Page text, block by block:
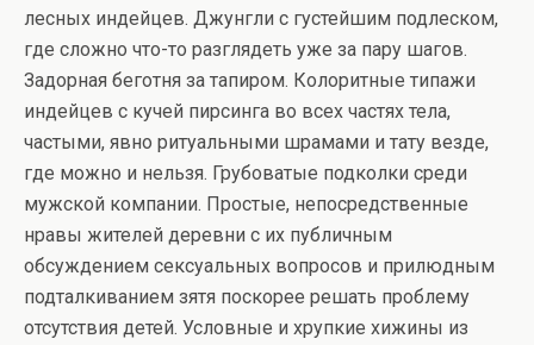
лесных индейцев. Джунгли с густейшим подлеском,
где сложно что-то разглядеть уже за пару шагов.
Задорная беготня за тапиром. Колоритные типажи
индейцев с кучей пирсинга во всех частях тела,
частыми, явно ритуальными шрамами и тату везде,
где можно и нельзя. Грубоватые подколки среди
мужской компании. Простые, непосредственные
нравы жителей деревни с их публичным
обсуждением сексуальных вопросов и прилюдным
подталкиванием зятя поскорее решать проблему
отсутствия детей. Условные и хрупкие хижины из